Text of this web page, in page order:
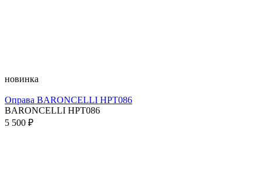
новинка
Оправа BARONCELLI HPT086
BARONCELLI HPT086
5 500 ₽